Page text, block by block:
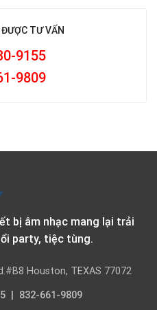
ĐƯỢC TƯ VẤN
9155
9809
bị âm nhạc mang lại trải
party, tiệc tùng.
Houston, TEXAS 77072
| 832-661-9809